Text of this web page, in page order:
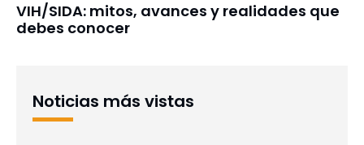
VIH/SIDA: mitos, avances y realidades que
debes conocer
Noticias más vistas